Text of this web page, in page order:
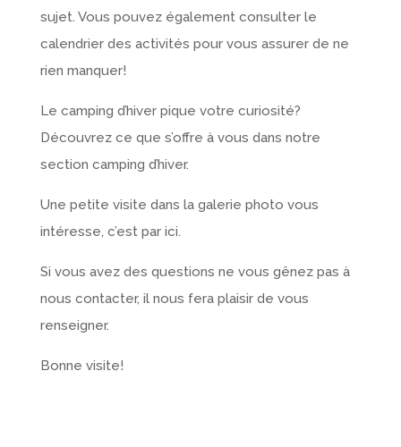
sujet. Vous pouvez également consulter le
calendrier des activités pour vous assurer de ne
rien manquer!
Le camping d’hiver pique votre curiosité?
Découvrez ce que s’offre à vous dans notre
section camping d’hiver.
Une petite visite dans la galerie photo vous
intéresse, c’est par ici.
Si vous avez des questions ne vous gênez pas à
nous contacter, il nous fera plaisir de vous
renseigner.
Bonne visite!